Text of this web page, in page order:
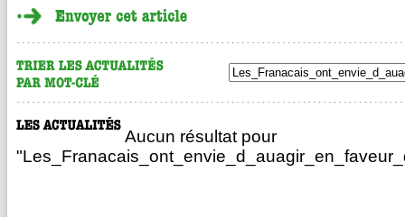
Aucun résultat pour